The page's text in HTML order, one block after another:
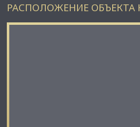
РАСПОЛОЖЕНИЕ ОБЪЕКТА